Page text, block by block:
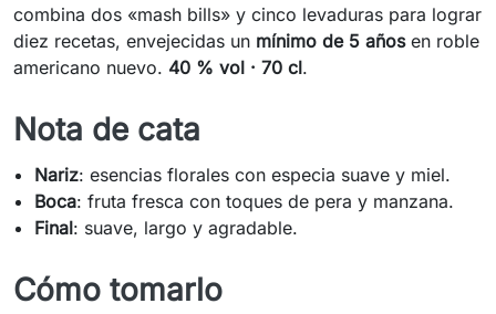
combina dos «mash bills» y cinco levaduras para lograr
diez recetas, envejecidas un mínimo de 5 añosen roble
americano nuevo. 40 % vol · 70 cl.
Nota de cata
Nariz: esencias florales con especia suave y miel.
Boca: fruta fresca con toques de pera y manzana.
Final: suave, largo y agradable.
Cómo tomarlo